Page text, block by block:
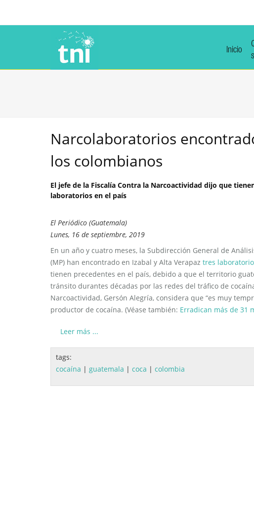
Inicio
Narcolaboratorios
los colombianos
El jefe de la Fiscalía Contra la Narcoactividad dijo que
laboratorios en el país
El Periódico (Guatemala)
Lunes, 16 de septiembre, 2019
En un año y cuatro meses, la Subdirección General de
(MP) han encontrado en Izabal y Alta Verapaz tres
tienen precedentes en el país, debido a que el territorio
tránsito durantes décadas por las redes del tráfico de
Narcoactividad, Gersón Alegría, considera que “es muy
productor de cocaína. (Véase también: Erradican más de 31
Leer más ...
tags:
cocaína | guatemala | coca | colombia